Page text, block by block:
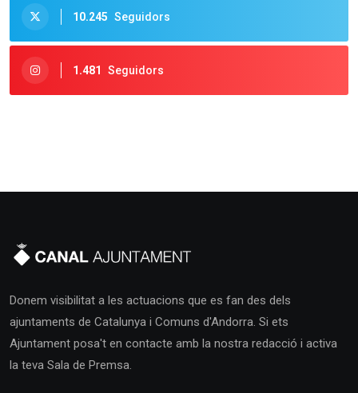
10.245 Seguidors
1.481 Seguidors
Donem visibilitat a les actuacions que es fan des dels
ajuntaments de Catalunya i Comuns d'Andorra. Si ets
Ajuntament posa't en contacte amb la nostra redacció i activa
la teva Sala de Premsa.